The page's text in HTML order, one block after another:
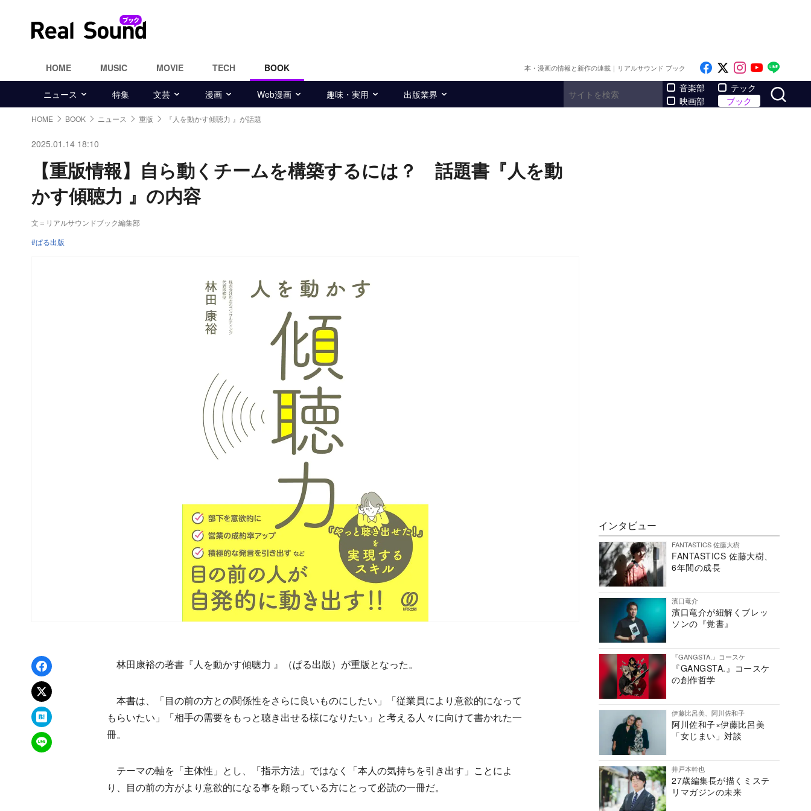
HOME MUSIC MOVIE TECH BOOK 本・漫画の情報と新作の連載｜リアルサウンド ブック Like on Facebook
Follow on x
Follow on
Follow
ニュース 特集 文芸 漫画 Web漫画 趣味・実用 出版業界
音楽部
映画部
テック
ブック
HOME BOOK ニュース 重版 『人を動かす傾聴力 』が話題
2025.01.14 18:10
【重版情報】自ら動くチームを構築するには？ 話題書『人を動
かす傾聴力 』の内容
文＝リアルサウンドブック編集部
ぱる出版
Facebookでシェア
xでポスト
はてなブックマーク
LINEで送る
林田康裕の著書『人を動かす傾聴力 』（ぱる出版）が重版となった。
本書は、「目の前の方との関係性をさらに良いものにしたい」「従業員により意欲的になって
もらいたい」「相手の需要をもっと聴き出せる様になりたい」と考える人々に向けて書かれた一
冊。
テーマの軸を「主体性」とし、「指示方法」ではなく「本人の気持ちを引き出す」ことによ
り、目の前の方がより意欲的になる事を願っている方にとって必読の一冊だ。
インタビュー
FANTASTICS 佐藤大樹
FANTASTICS 佐藤大樹、
6年間の成長
濱口竜介
濱口竜介が紐解くブレッ
ソンの『覚書』
『GANGSTA.』コースケ
『GANGSTA.』コースケ
の創作哲学
伊藤比呂美、阿川佐和子
阿川佐和子×伊藤比呂美
「女じまい」対談
井戸本幹也
27歳編集長が描くミステ
リマガジンの未来